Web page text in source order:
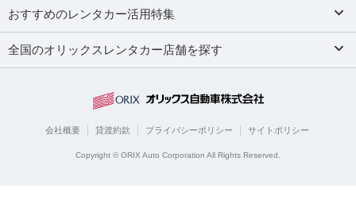
おすすめのレンタカー活用特集
全国のオリックスレンタカー店舗を探す
会社概要 貸渡約款 プライバシーポリシー サイトポリシー
Copyright © ORIX Auto Corporation All Rights Reserved.